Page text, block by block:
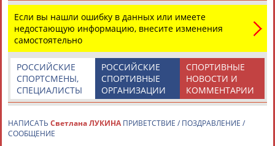
ТАБЛО АКТИВНОСТИ
ЦЕЛИ ПРОЕКТА КОНТАКТЫ НАШИ КНОПКИ РЕКЛАМА
Вопросы сотрудничества и совместной деятельности
Если вы нашли ошибку в данных или имеете
недостающую информацию, внесите изменения
самостоятельно
СПОРТИВНЫЕ
НОВОСТИ И
КОММЕНТАРИИ
РОССИЙСКИЕ
СПОРТИВНЫЕ
ОРГАНИЗАЦИИ
РОССИЙСКИЕ
СПОРТСМЕНЫ,
СПЕЦИАЛИСТЫ
НАПИСАТЬ Светлана ЛУКИНА ПРИВЕТСТВИЕ / ПОЗДРАВЛЕНИЕ /
СООБЩЕНИЕ